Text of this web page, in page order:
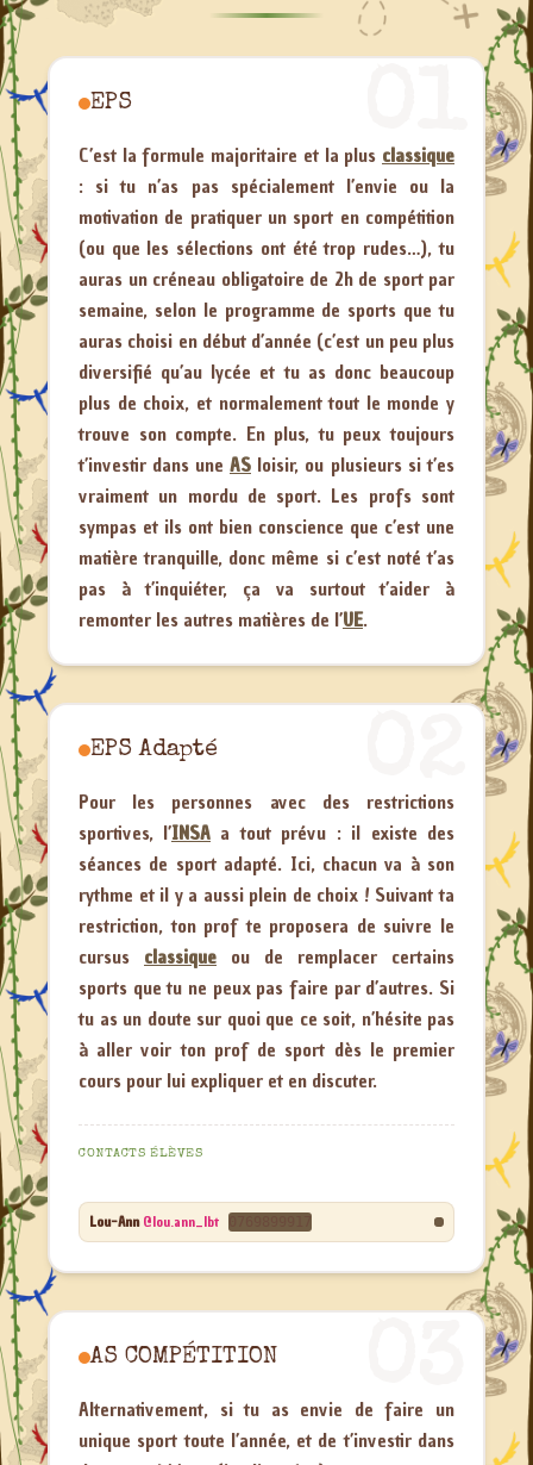
EPS
C’est la formule majoritaire et la plus classique
: si tu n’as pas spécialement l’envie ou la
motivation de pratiquer un sport en compétition
(ou que les sélections ont été trop rudes…), tu
auras un créneau obligatoire de 2h de sport par
semaine, selon le programme de sports que tu
auras choisi en début d’année (c’est un peu plus
diversifié qu’au lycée et tu as donc beaucoup
plus de choix, et normalement tout le monde y
trouve son compte. En plus, tu peux toujours
t’investir dans une AS loisir, ou plusieurs si t’es
vraiment un mordu de sport. Les profs sont
sympas et ils ont bien conscience que c’est une
matière tranquille, donc même si c’est noté t’as
pas à t’inquiéter, ça va surtout t’aider à
remonter les autres matières de l’UE.
EPS Adapté
Pour les personnes avec des restrictions
sportives, l’INSA a tout prévu : il existe des
séances de sport adapté. Ici, chacun va à son
rythme et il y a aussi plein de choix ! Suivant ta
restriction, ton prof te proposera de suivre le
cursus classique ou de remplacer certains
sports que tu ne peux pas faire par d’autres. Si
tu as un doute sur quoi que ce soit, n’hésite pas
à aller voir ton prof de sport dès le premier
cours pour lui expliquer et en discuter.
CONTACTS ÉLÈVES
Lou-Ann @lou.ann_lbt
AS COMPÉTITION
Alternativement, si tu as envie de faire un
unique sport toute l’année, et de t’investir dans